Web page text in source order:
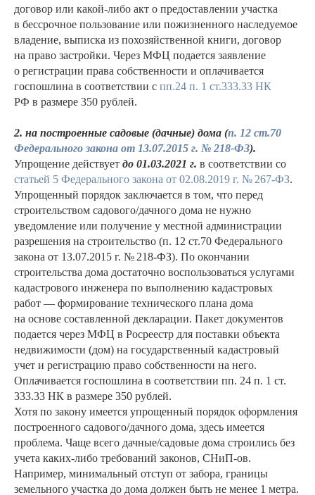
договор или какой-либо акт о предоставлении участка
в бессрочное пользование или пожизненного наследуемое
владение, выписка из похозяйственной книги, договор
на право застройки. Через МФЦ подается заявление
о регистрации права собственности и оплачивается
госпошлина в соответствии с пп.24 п. 1 ст.333.33 НК
РФ в размере 350 рублей.
2. на построенные садовые (дачные) дома (п. 12 ст.70
Федерального закона от 13.07.2015 г. № 218-ФЗ).
Упрощение действует до 01.03.2021 г. в соответствии со
статьей 5 Федерального закона от 02.08.2019 г. № 267-ФЗ.
Упрощенный порядок заключается в том, что перед
строительством садового/дачного дома не нужно
уведомление или получение у местной администрации
разрешения на строительство (п. 12 ст.70 Федерального
закона от 13.07.2015 г. № 218-ФЗ). По окончании
строительства дома достаточно воспользоваться услугами
кадастрового инженера по выполнению кадастровых
работ — формирование технического плана дома
на основе составленной декларации. Пакет документов
подается через МФЦ в Росреестр для поставки объекта
недвижимости (дом) на государственный кадастровый
учет и регистрацию право собственности на него.
Оплачивается госпошлина в соответствии пп. 24 п. 1 ст.
333.33 НК в размере 350 рублей.
Хотя по закону имеется упрощенный порядок оформления
построенного садового/дачного дома, здесь имеется
проблема. Чаще всего дачные/садовые дома строились без
учета каких-либо требований законов, СНиП-ов.
Например, минимальный отступ от забора, границы
земельного участка до дома должен быть не менее 1 метра.